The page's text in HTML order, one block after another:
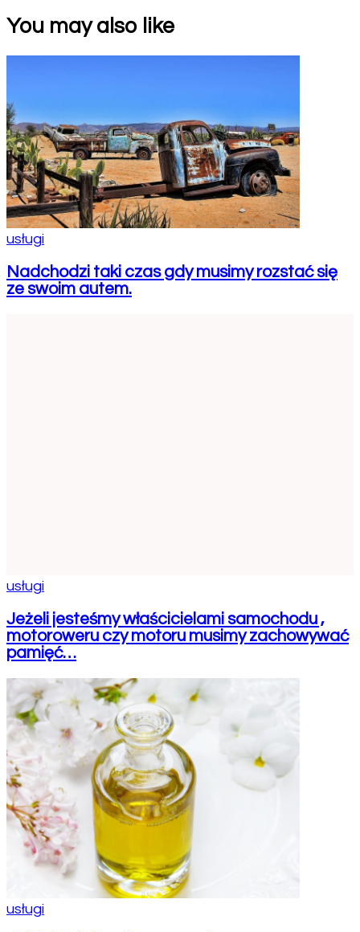
You may also like
usługi
Nadchodzi taki czas gdy musimy rozstać się
ze swoim autem.
usługi
Jeżeli jesteśmy właścicielami samochodu ,
motoroweru czy motoru musimy zachowywać
pamięć…
usługi